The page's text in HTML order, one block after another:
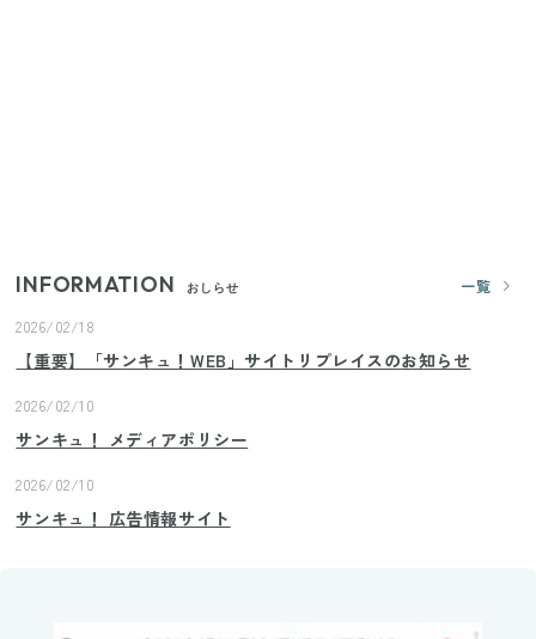
INFORMATION おしらせ
一覧
2026/02/18
【重要】「サンキュ！WEB」サイトリプレイスのお知らせ
2026/02/10
サンキュ！ メディアポリシー
2026/02/10
サンキュ！ 広告情報サイト